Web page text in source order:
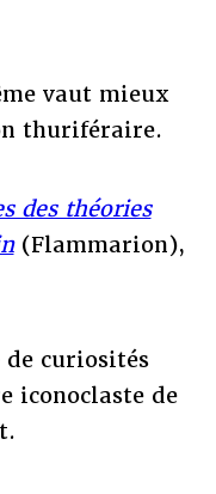
vaut mieux
thuriféraire.
des théories
(Flammarion),
curiosités
iconoclaste de